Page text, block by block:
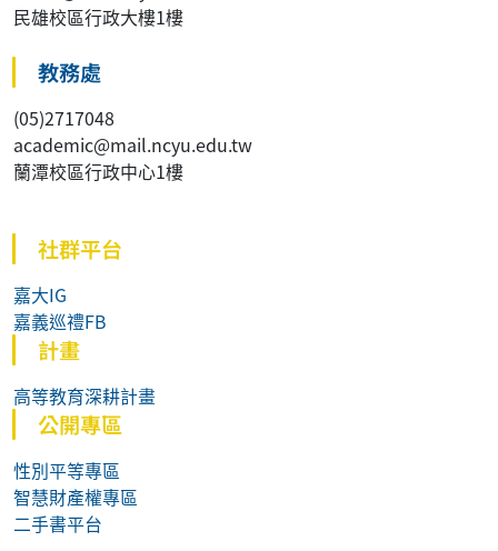
民雄校區行政大樓1樓
教務處
(05)2717048
academic@mail.ncyu.edu.tw
蘭潭校區行政中心1樓
社群平台
嘉大IG
嘉義巡禮FB
計畫
高等教育深耕計畫
公開專區
性別平等專區
智慧財產權專區
二手書平台